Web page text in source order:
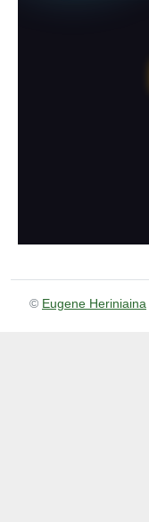
© Eugene Heriniaina